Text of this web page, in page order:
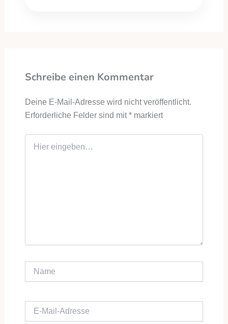
Schreibe einen Kommentar
Deine E-Mail-Adresse wird nicht veröffentlicht.
Erforderliche Felder sind mit*markiert
Hier eingeben…
Name
E-Mail-Adresse